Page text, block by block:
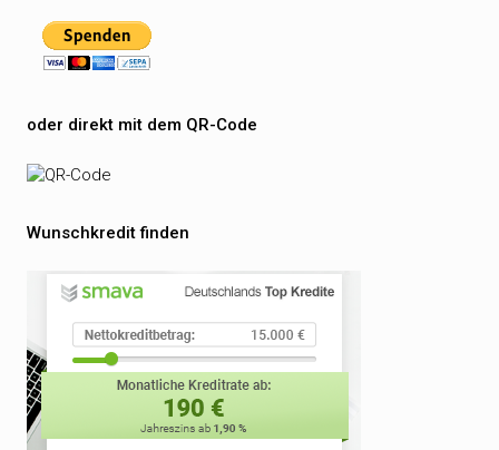
oder direkt mit dem QR-Code
Wunschkredit finden